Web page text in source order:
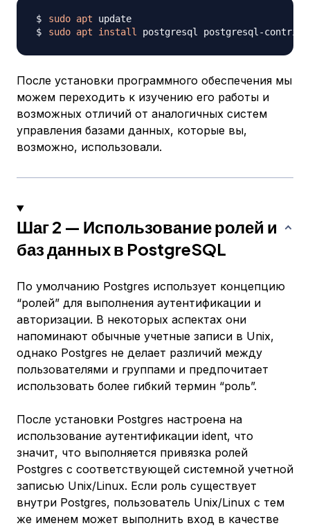
sudo apt
sudo apt install
После установки программного обеспечения мы
можем переходить к изучению его работы и
возможных отличий от аналогичных систем
управления базами данных, которые вы,
возможно, использовали.
Шаг 2 — Использование ролей и
баз данных в PostgreSQL
По умолчанию Postgres использует концепцию
“ролей” для выполнения аутентификации и
авторизации. В некоторых аспектах они
напоминают обычные учетные записи в Unix,
однако Postgres не делает различий между
пользователями и группами и предпочитает
использовать более гибкий термин “роль”.
После установки Postgres настроена на
использование аутентификации ident, что
значит, что выполняется привязка ролей
Postgres с соответствующей системной учетной
записью Unix/Linux. Если роль существует
внутри Postgres, пользователь Unix/Linux с тем
же именем может выполнить вход в качестве